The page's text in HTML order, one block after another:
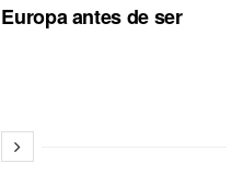
antes de ser